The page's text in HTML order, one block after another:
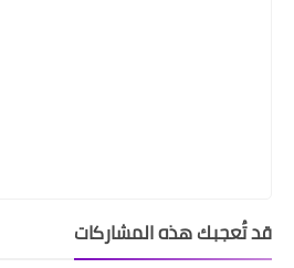
قد تُعجبك هذه المشاركات